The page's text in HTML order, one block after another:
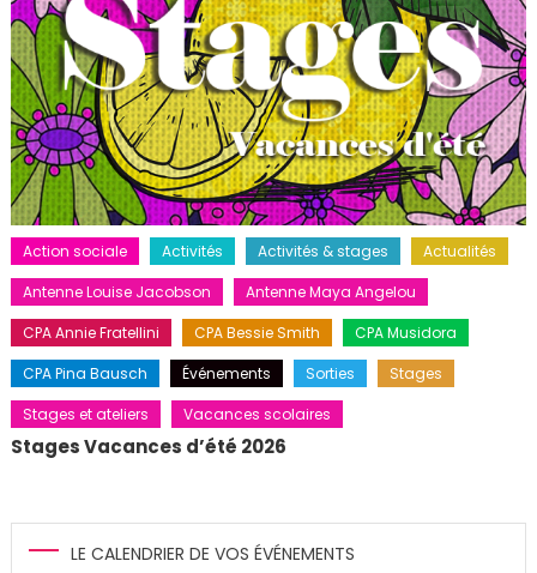
Action sociale Activités Activités & stages
Actualités
Antenne Louise Jacobson
Antenne Maya Angelou
CPA Annie Fratellini
CPA Bessie Smith
CPA Musidora
CPA Pina Bausch
Événements Sorties
Stages
Stages et ateliers
Vacances scolaires
Stages Vacances d’été 2026
LE CALENDRIER DE VOS ÉVÉNEMENTS